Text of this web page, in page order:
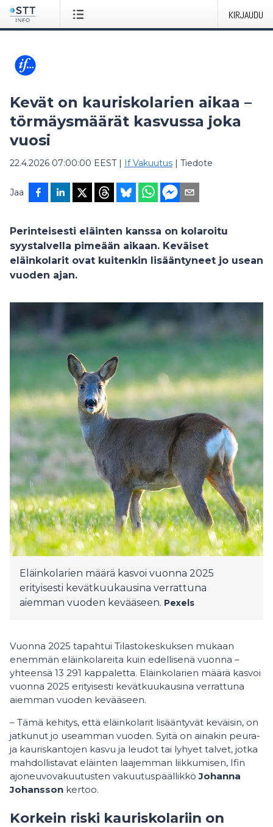
KIRJAUDU
Kevät on kauriskolarien aikaa –
törmäysmäärät kasvussa joka
vuosi
22.4.2026 07:00:00 EEST| If Vakuutus | Tiedote
Jaa
Perinteisesti eläinten kanssa on kolaroitu
syystalvella pimeään aikaan. Keväiset
eläinkolarit ovat kuitenkin lisääntyneet jo usean
vuoden ajan.
Eläinkolarien määrä kasvoi vuonna 2025
erityisesti kevätkuukausina verrattuna
aiemman vuoden kevääseen. Pexels
Vuonna 2025 tapahtui Tilastokeskuksen mukaan
enemmän eläinkolareita kuin edellisenä vuonna –
yhteensä 13 291 kappaletta. Eläinkolarien määrä kasvoi
vuonna 2025 erityisesti kevätkuukausina verrattuna
aiemman vuoden kevääseen.
– Tämä kehitys, että eläinkolarit lisääntyvät keväisin, on
jatkunut jo useamman vuoden. Syitä on ainakin peura-
ja kauriskantojen kasvu ja leudot tai lyhyet talvet, jotka
mahdollistavat eläinten laajemman liikkumisen, Ifin
ajoneuvovakuutusten vakuutuspäällikköJohanna
Johansson kertoo.
Korkein riski kauriskolariin on